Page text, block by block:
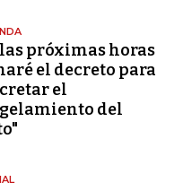
próximas horas
el decreto para
el
del